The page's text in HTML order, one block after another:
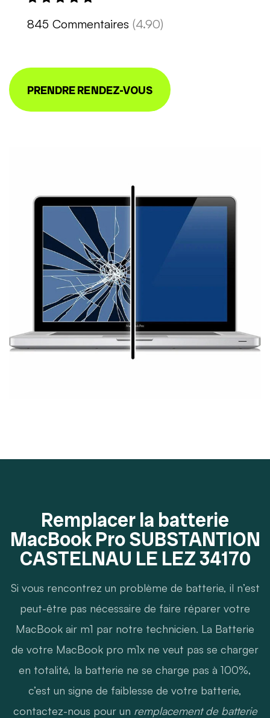
845 Commentaires (4.90)
PRENDRE RENDEZ-VOUS
Remplacer la batterie
MacBook Pro SUBSTANTION
CASTELNAU LE LEZ 34170
Si vous rencontrez un problème de batterie, il n’est
peut-être pas nécessaire de faire réparer votre
MacBook air m1 par notre technicien. La Batterie
de votre MacBook pro m1x ne veut pas se charger
en totalité, la batterie ne se charge pas à 100%,
c’est un signe de faiblesse de votre batterie,
contactez-nous pour un remplacement de batterie